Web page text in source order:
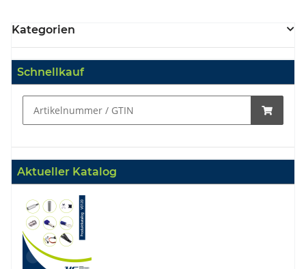
Kategorien
Schnellkauf
Aktueller Katalog